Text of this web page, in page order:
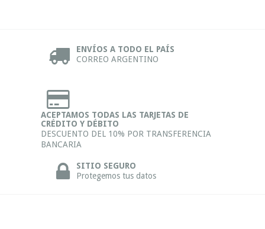
ENVÍOS A TODO EL PAÍS
CORREO ARGENTINO
ACEPTAMOS TODAS LAS TARJETAS DE
CRÉDITO Y DÉBITO
DESCUENTO DEL 10% POR TRANSFERENCIA
BANCARIA
SITIO SEGURO
Protegemos tus datos